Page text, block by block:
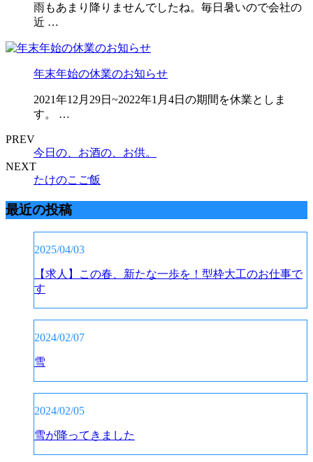
雨もあまり降りませんでしたね。毎日暑いので会社の
近 …
年末年始の休業のお知らせ
2021年12月29日~2022年1月4日の期間を休業としま
す。 …
PREV
今日の、お酒の、お供。
NEXT
たけのこご飯
最近の投稿
2025/04/03
【求人】この春、新たな一歩を！型枠大工のお仕事で
す
2024/02/07
雪
2024/02/05
雪が降ってきました